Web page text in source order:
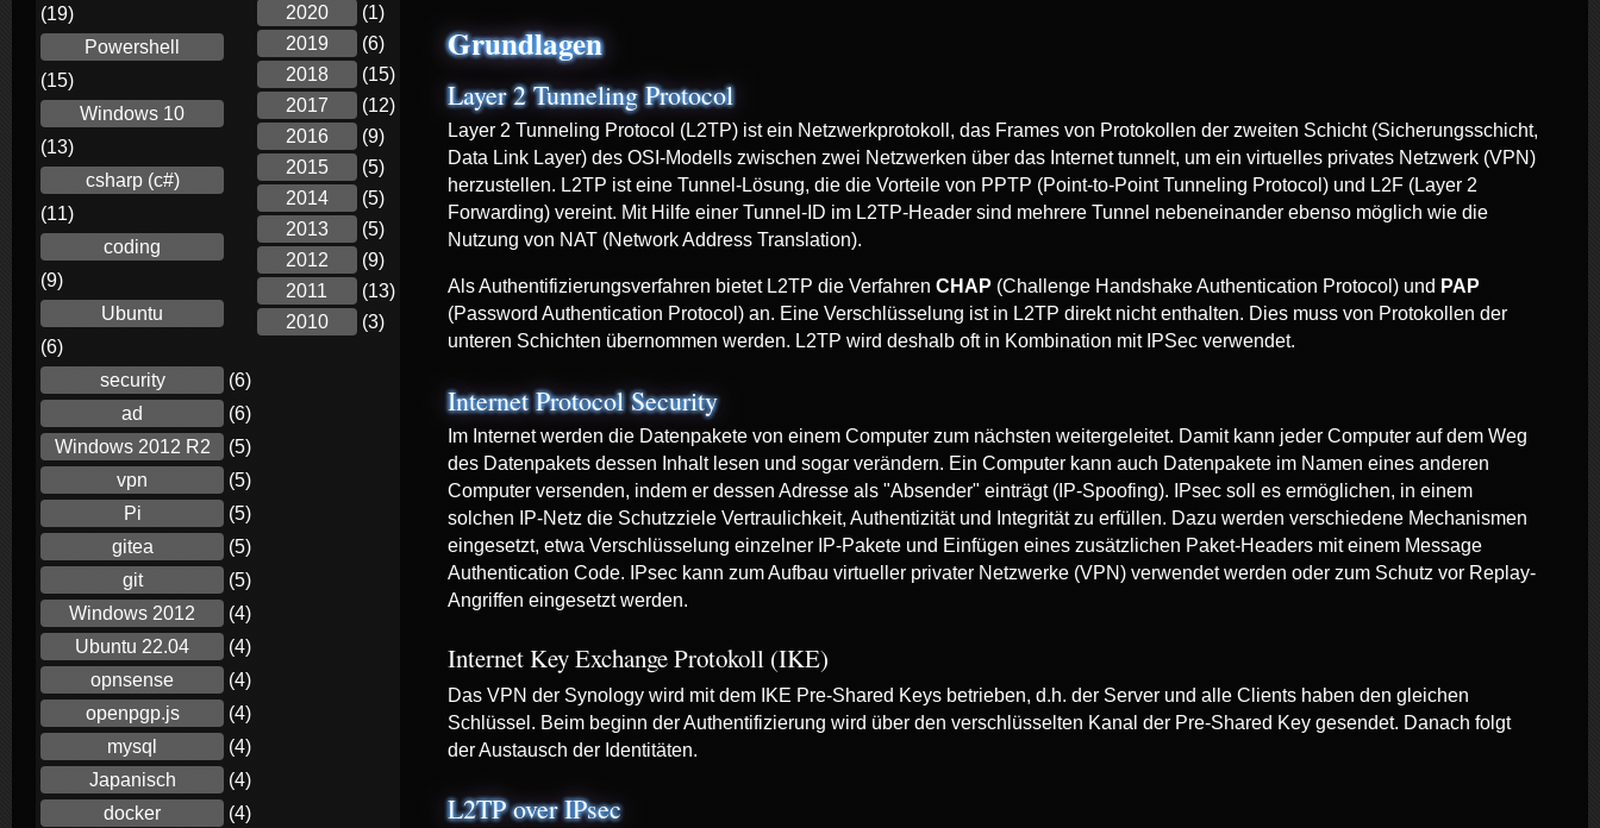
Grundlagen
Layer 2 Tunneling Protocol
Layer 2 Tunneling Protocol (L2TP) ist ein Netzwerkprotokoll, das Frames von Protokollen der zweiten Schicht (Sicherungsschicht,
Data Link Layer) des OSI-Modells zwischen zwei Netzwerken über das Internet tunnelt, um ein virtuelles privates Netzwerk (VPN)
herzustellen. L2TP ist eine Tunnel-Lösung, die die Vorteile von PPTP (Point-to-Point Tunneling Protocol) und L2F (Layer 2
Forwarding) vereint. Mit Hilfe einer Tunnel-ID im L2TP-Header sind mehrere Tunnel nebeneinander ebenso möglich wie die
Nutzung von NAT (Network Address Translation).
Als Authentifizierungsverfahren bietet L2TP die Verfahren CHAP (Challenge Handshake Authentication Protocol) und PAP
(Password Authentication Protocol) an. Eine Verschlüsselung ist in L2TP direkt nicht enthalten. Dies muss von Protokollen der
unteren Schichten übernommen werden. L2TP wird deshalb oft in Kombination mit IPSec verwendet.
Internet Protocol Security
Im Internet werden die Datenpakete von einem Computer zum nächsten weitergeleitet. Damit kann jeder Computer auf dem Weg
des Datenpakets dessen Inhalt lesen und sogar verändern. Ein Computer kann auch Datenpakete im Namen eines anderen
Computer versenden, indem er dessen Adresse als "Absender" einträgt (IP-Spoofing). IPsec soll es ermöglichen, in einem
solchen IP-Netz die Schutzziele Vertraulichkeit, Authentizität und Integrität zu erfüllen. Dazu werden verschiedene Mechanismen
eingesetzt, etwa Verschlüsselung einzelner IP-Pakete und Einfügen eines zusätzlichen Paket-Headers mit einem Message
Authentication Code. IPsec kann zum Aufbau virtueller privater Netzwerke (VPN) verwendet werden oder zum Schutz vor Replay-
Angriffen eingesetzt werden.
Internet Key Exchange Protokoll (IKE)
Das VPN der Synology wird mit dem IKE Pre-Shared Keys betrieben, d.h. der Server und alle Clients haben den gleichen
Schlüssel. Beim beginn der Authentifizierung wird über den verschlüsselten Kanal der Pre-Shared Key gesendet. Danach folgt
der Austausch der Identitäten.
L2TP over IPsec
2020
(1)
2019
(6)
2018
(15)
2017
(12)
2016
(9)
2015
(5)
2014
(5)
2013
(5)
2012
(9)
2011
(13)
2010
(3)
(19)
Powershell
(15)
Windows 10
(13)
csharp (c#)
(11)
coding
(9)
Ubuntu
(6)
security
(6)
ad
(6)
Windows 2012 R2
(5)
vpn
(5)
Pi
(5)
gitea
(5)
git
(5)
Windows 2012
(4)
Ubuntu 22.04
(4)
opnsense
(4)
openpgp.js
(4)
mysql
(4)
Japanisch
(4)
docker
(4)